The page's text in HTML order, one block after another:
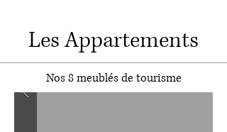
Les Appartements
Nos 8 meublés de tourisme